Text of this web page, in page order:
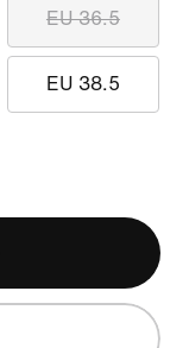
EU 36.5
EU 38.5